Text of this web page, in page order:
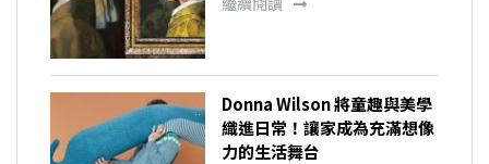
Donna Wilson 將童趣與美學
織進日常！讓家成為充滿想像
力的生活舞台